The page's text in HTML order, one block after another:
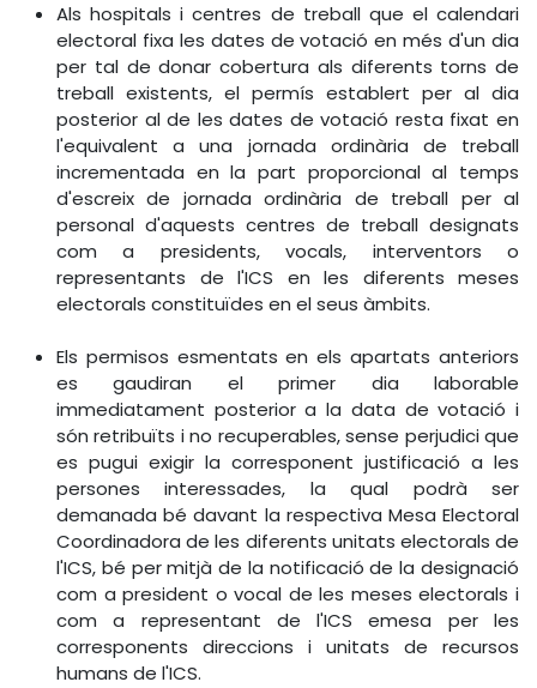
Als hospitals i centres de treball que el calendari
electoral fixa les dates de votació en més d'un dia
per tal de donar cobertura als diferents torns de
treball existents, el permís establert per al dia
posterior al de les dates de votació resta fixat en
l'equivalent a una jornada ordinària de treball
incrementada en la part proporcional al temps
d'escreix de jornada ordinària de treball per al
personal d'aquests centres de treball designats
com a presidents, vocals, interventors o
representants de l'ICS en les diferents meses
electorals constituïdes en el seus àmbits.
Els permisos esmentats en els apartats anteriors
es gaudiran el primer dia laborable
immediatament posterior a la data de votació i
són retribuïts i no recuperables, sense perjudici que
es pugui exigir la corresponent justificació a les
persones interessades, la qual podrà ser
demanada bé davant la respectiva Mesa Electoral
Coordinadora de les diferents unitats electorals de
l'ICS, bé per mitjà de la notificació de la designació
com a president o vocal de les meses electorals i
com a representant de l'ICS emesa per les
corresponents direccions i unitats de recursos
humans de l'ICS.